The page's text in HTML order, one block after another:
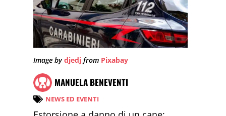
Image bydjedj from Pixabay
MANUELA BENEVENTI
NEWS ED EVENTI